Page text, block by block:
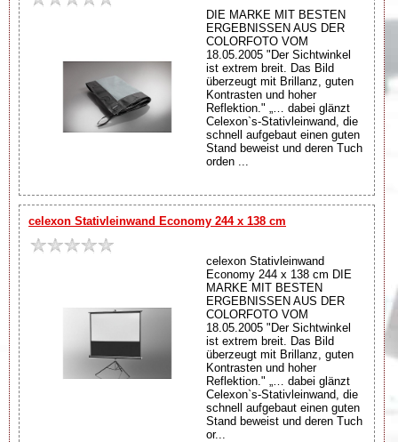
DIE MARKE MIT BESTEN
ERGEBNISSEN AUS DER
COLORFOTO VOM
18.05.2005 "Der Sichtwinkel
ist extrem breit. Das Bild
überzeugt mit Brillanz, guten
Kontrasten und hoher
Reflektion." „… dabei glänzt
Celexon`s-Stativleinwand, die
schnell aufgebaut einen guten
Stand beweist und deren Tuch
orden ...
celexon Stativleinwand Economy 244 x 138 cm
celexon Stativleinwand
Economy 244 x 138 cm DIE
MARKE MIT BESTEN
ERGEBNISSEN AUS DER
COLORFOTO VOM
18.05.2005 "Der Sichtwinkel
ist extrem breit. Das Bild
überzeugt mit Brillanz, guten
Kontrasten und hoher
Reflektion." „… dabei glänzt
Celexon`s-Stativleinwand, die
schnell aufgebaut einen guten
Stand beweist und deren Tuch
or...